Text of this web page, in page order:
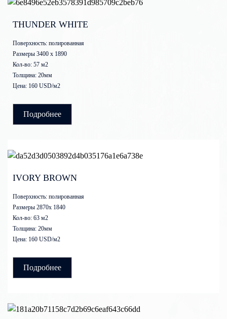
THUNDER WHITE
Поверхность: полированная
Размеры 3400 x 1890
Кол-во: 57 м2
Толщина: 20мм
Цена: 160 USD/м2
Подробнее
IVORY BROWN
Поверхность: полированная
Размеры 2870x 1840
Кол-во: 63 м2
Толщина: 20мм
Цена: 160 USD/м2
Подробнее